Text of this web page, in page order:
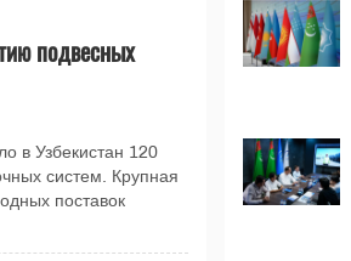
подвесных
в Узбекистан 120
систем. Крупная
поставок